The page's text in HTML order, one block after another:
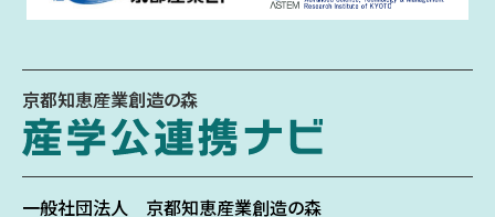
京都知恵産業創造の森
一般社団法人 京都知恵産業創造の森